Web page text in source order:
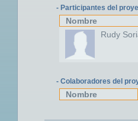
- Participantes del
Nombre
Rudy
- Colaboradores del
Nombre